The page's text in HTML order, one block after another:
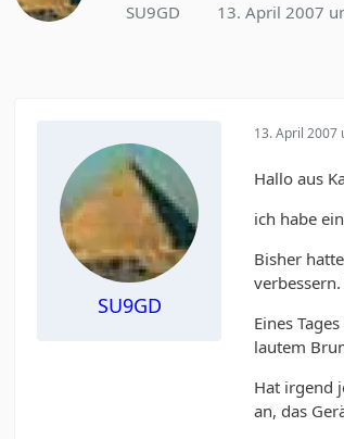
SU9GD 13. April 2007
SU9GD
13. April 2007
Hallo aus
ich habe
Bisher
Eines
lautem
Hat irgend
an, das